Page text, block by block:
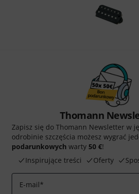
Thomann
Zapisz się do Thomann Newsletter w
odrobinie szczęścia możesz wygrać
podarunkowych warty 50 €!
Inspirujące treści
Oferty
E-mail*